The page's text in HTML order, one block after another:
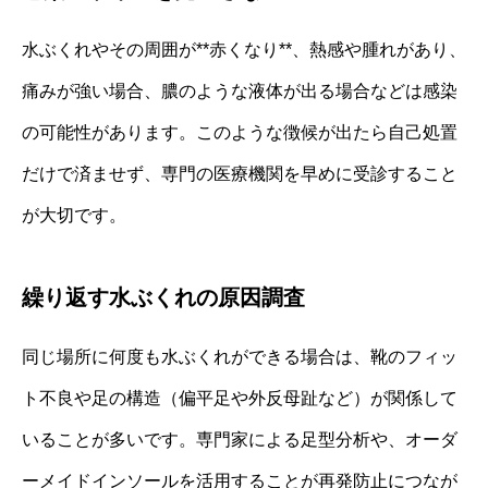
水ぶくれやその周囲が**赤くなり**、熱感や腫れがあり、
痛みが強い場合、膿のような液体が出る場合などは感染
の可能性があります。このような徴候が出たら自己処置
だけで済ませず、専門の医療機関を早めに受診すること
が大切です。
繰り返す水ぶくれの原因調査
同じ場所に何度も水ぶくれができる場合は、靴のフィッ
ト不良や足の構造（偏平足や外反母趾など）が関係して
いることが多いです。専門家による足型分析や、オーダ
ーメイドインソールを活用することが再発防止につなが